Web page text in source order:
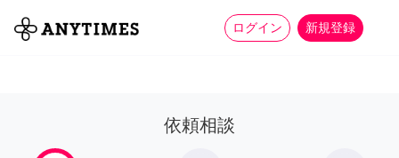
ログイン 新規登録
全て 家事 more_horiz
依頼相談